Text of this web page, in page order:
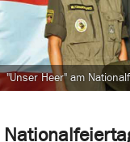
"Unser Heer" am